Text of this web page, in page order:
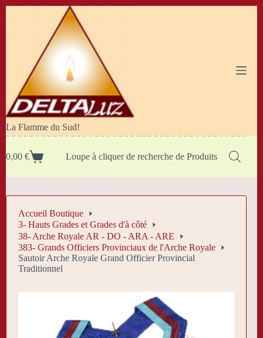
La Flamme du Sud!
Panier
0,00 € Loupe à cliquer de recherche de Produits
Accueil Boutique
3- Hauts Grades et Grades d'à côté
38- Arche Royale AR - DO - ARA - ARE
383- Grands Officiers Provinciaux de l'Arche Royale
Sautoir Arche Royale Grand Officier Provincial
Traditionnel